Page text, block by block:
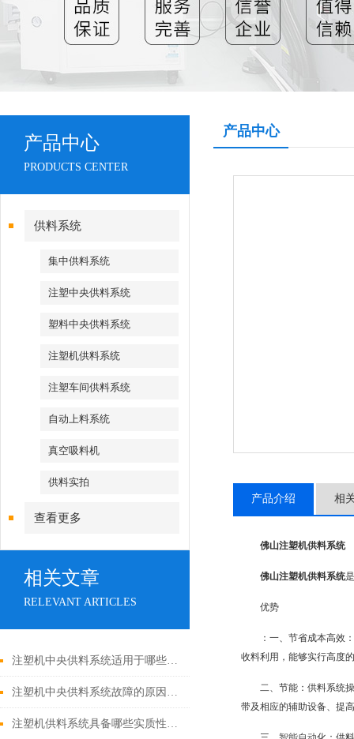
产品中心
PRODUCTS CENTER
供料系统
集中供料系统
注塑中央供料系统
塑料中央供料系统
注塑机供料系统
注塑车间供料系统
自动上料系统
真空吸料机
供料实拍
查看更多
相关文章
RELEVANT ARTICLES
注塑机中央供料系统适用于哪些行业？
注塑机中央供料系统故障的原因及解决方法
注塑机供料系统具备哪些实质性的生产优势？
产品中心
产品介绍 相
佛山注塑机供料系统
佛山注塑机供料系统
优势
：一、节省成本高效
收料利用，能够实行高度
二、节能：供料系统
带及相应的辅助设备、提